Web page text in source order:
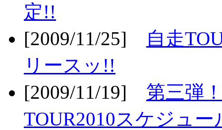
定!!
[2009/11/25]
自走
リースッ!!
[2009/11/19] 第三弾
TOUR2010スケジュー